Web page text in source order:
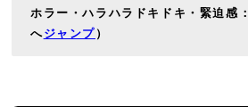
ホラー・ハラハラドキドキ・緊迫感
へジャンプ ）